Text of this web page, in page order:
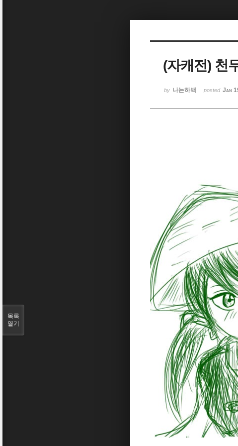
(자캐전) 천
by 나는하백 posted Jan
목록
열기
Sketchbook5, 스케치북5
Sketchbook5, 스케치북5